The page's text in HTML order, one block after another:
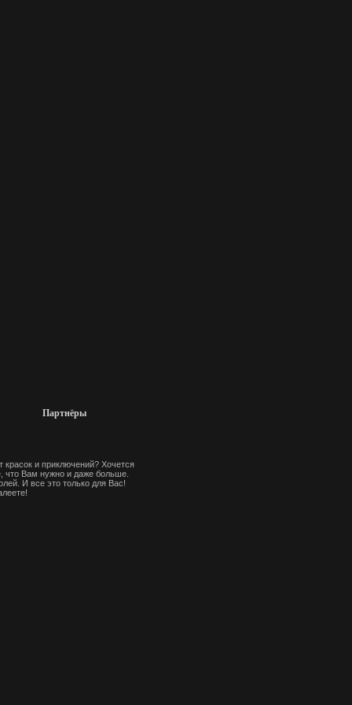
Партнёры
красок и приключений? Хочется
что Вам нужно и даже больше.
И все это только для Вас!